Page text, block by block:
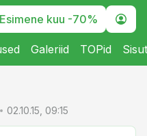
Esimene kuu -70%
Galeriid TOPid
02.10.15, 09:15